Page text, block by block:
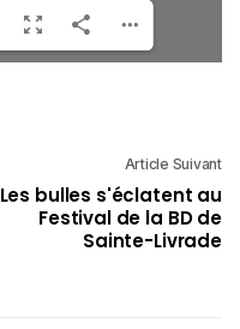
Article Suivant
Les bulles s'éclatent au
Festival de la BD de
Sainte-Livrade